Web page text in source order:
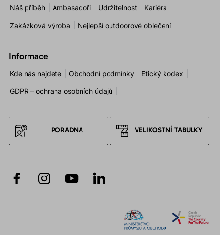
Náš příběh Ambasadoři Udržitelnost Kariéra
Zakázková výroba Nejlepší outdoorové oblečení
Informace
Kde nás najdete Obchodní podmínky Etický kodex
GDPR – ochrana osobních údajů
PORADNA VELIKOSTNÍ TABULKY